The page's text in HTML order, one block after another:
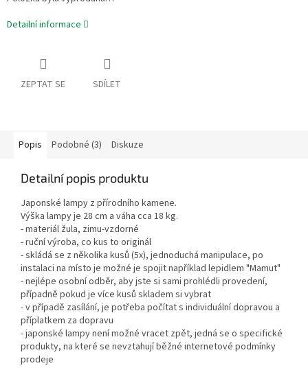
Detailní informace
ZEPTAT SE SDÍLET
Popis Podobné (3) Diskuze
Detailní popis produktu
Japonské lampy z přírodního kamene.
Výška lampy je 28 cm a váha cca 18 kg.
- materiál žula, zimu-vzdorné
- ruční výroba, co kus to originál
- skládá se z několika kusů (5x), jednoduchá manipulace, po
instalaci na místo je možné je spojit například lepidlem "Mamut"
- nejlépe osobní odběr, aby jste si sami prohlédli provedení,
případně pokud je více kusů skladem si vybrat
- v případě zasílání, je potřeba počítat s individuální dopravou a
příplatkem za dopravu
- japonské lampy není možné vracet zpět, jedná se o specifické
produkty, na které se nevztahují běžné internetové podmínky
prodeje